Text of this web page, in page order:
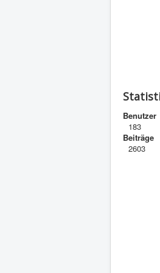
Benutzer
183
Beiträge
2603